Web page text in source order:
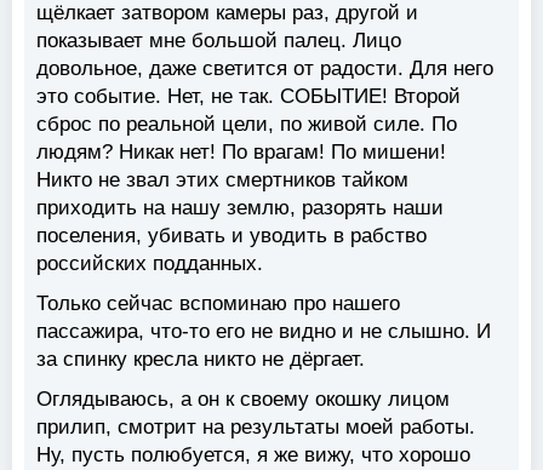
щёлкает затвором камеры раз, другой и
показывает мне большой палец. Лицо
довольное, даже светится от радости. Для него
это событие. Нет, не так. СОБЫТИЕ! Второй
сброс по реальной цели, по живой силе. По
людям? Никак нет! По врагам! По мишени!
Никто не звал этих смертников тайком
приходить на нашу землю, разорять наши
поселения, убивать и уводить в рабство
российских подданных.
Только сейчас вспоминаю про нашего
пассажира, что-то его не видно и не слышно. И
за спинку кресла никто не дёргает.
Оглядываюсь, а он к своему окошку лицом
прилип, смотрит на результаты моей работы.
Ну, пусть полюбуется, я же вижу, что хорошо